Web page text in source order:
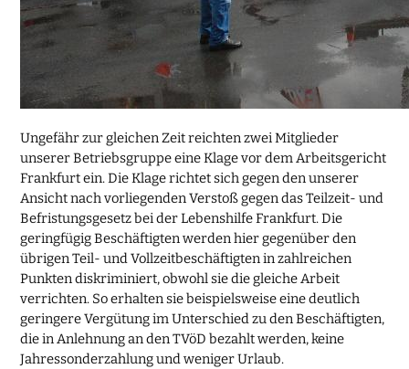
Ungefähr zur gleichen Zeit reichten zwei Mitglieder
unserer Betriebsgruppe eine Klage vor dem Arbeitsgericht
Frankfurt ein. Die Klage richtet sich gegen den unserer
Ansicht nach vorliegenden Verstoß gegen das Teilzeit- und
Befristungsgesetz bei der Lebenshilfe Frankfurt. Die
geringfügig Beschäftigten werden hier gegenüber den
übrigen Teil- und Vollzeitbeschäftigten in zahlreichen
Punkten diskriminiert, obwohl sie die gleiche Arbeit
verrichten. So erhalten sie beispielsweise eine deutlich
geringere Vergütung im Unterschied zu den Beschäftigten,
die in Anlehnung an den TVöD bezahlt werden, keine
Jahressonderzahlung und weniger Urlaub.